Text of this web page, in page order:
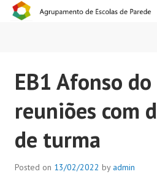
ESCOLAS
EB1 Afonso do
reuniões com
de turma
Posted on 13/02/2022 by admin